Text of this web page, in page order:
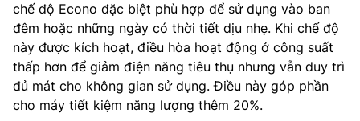
chế độ Econo đặc biệt phù hợp để sử dụng vào ban
đêm hoặc những ngày có thời tiết dịu nhẹ. Khi chế độ
này được kích hoạt, điều hòa hoạt động ở công suất
thấp hơn để giảm điện năng tiêu thụ nhưng vẫn duy trì
đủ mát cho không gian sử dụng. Điều này góp phần
cho máy tiết kiệm năng lượng thêm 20%.